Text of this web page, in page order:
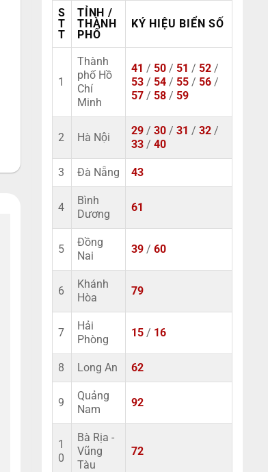
S
T
T
TỈNH /
THÀNH
PHỐ
KÝ HIỆU BIỂN SỐ
1
Thành
phố Hồ
Chí
Minh
41 / 50 / 51 / 52 /
53 / 54 / 55 / 56 /
57 / 58 / 59
2 Hà Nội
29 / 30 / 31 / 32 /
33 / 40
3 Đà Nẵng 43
4
Bình
Dương
61
5
Đồng
Nai
39 / 60
6
Khánh
Hòa
79
7
Hải
Phòng
15 / 16
8 Long An 62
9
Quảng
Nam
92
1
0
Bà Rịa -
Vũng
Tàu
72